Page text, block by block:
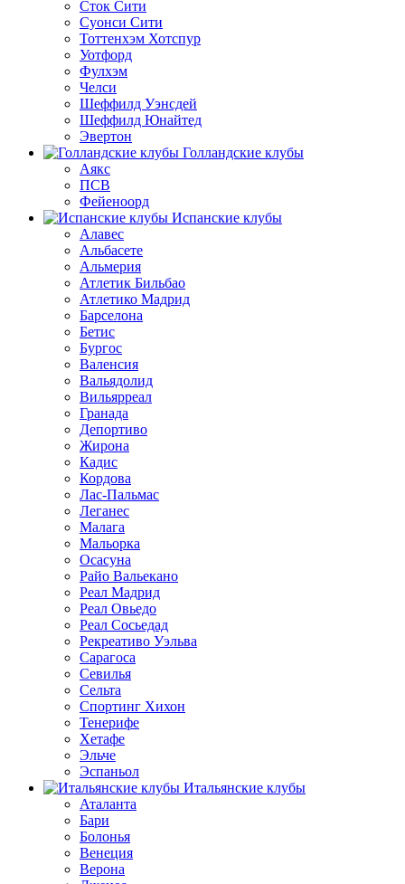
Сток Сити
Суонси Сити
Тоттенхэм Хотспур
Уотфорд
Фулхэм
Челси
Шеффилд Уэнсдей
Шеффилд Юнайтед
Эвертон
Голландские клубы
Аякс
ПСВ
Фейеноорд
Испанские клубы
Алавес
Альбасете
Альмерия
Атлетик Бильбао
Атлетико Мадрид
Барселона
Бетис
Бургос
Валенсия
Вальядолид
Вильярреал
Гранада
Депортиво
Жирона
Кадис
Кордова
Лас-Пальмас
Леганес
Малага
Мальорка
Осасуна
Райо Вальекано
Реал Мадрид
Реал Овьедо
Реал Сосьедад
Рекреативо Уэльва
Сарагоса
Севилья
Сельта
Спортинг Хихон
Тенерифе
Хетафе
Эльче
Эспаньол
Итальянские клубы
Аталанта
Бари
Болонья
Венеция
Верона